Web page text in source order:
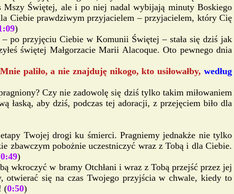
Mszy Świętej, ale i po niej nadal wybijają minuty Boskiego
Ciebie prawdziwym przyjacielem – przyjacielem, który Cię
)
po przyjęciu Ciebie w Komunii Świętej – stała się dziś jak
świętej Małgorzacie Marii Alacoque. Oto pewnego dnia
paliło, a nie znajduję nikogo, kto usiłowałby,według
Czy nie zadowolę się dziś tylko takim miłowaniem
łaską, aby dziś, podczas tej adoracji, z przejęciem biło dla
Twojej drogi ku śmierci. Pragniemy jednakże nie tylko
zbawczym pobożnie uczestniczyć wraz z Tobą i dla Ciebie.
0:49)
wkroczyć w bramy Otchłani i wraz z Tobą przejść przez jej
otwierać się na czas Twojego przyjścia w chwale, kiedy to
(0:50)